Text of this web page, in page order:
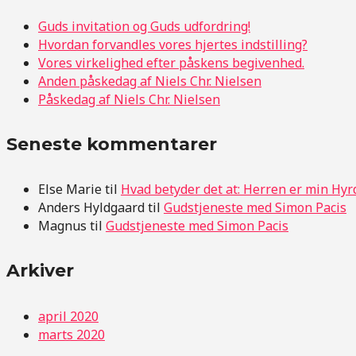
Guds invitation og Guds udfordring!
Hvordan forvandles vores hjertes indstilling?
Vores virkelighed efter påskens begivenhed.
Anden påskedag af Niels Chr. Nielsen
Påskedag af Niels Chr. Nielsen
Seneste kommentarer
Else Marietil Hvad betyder det at: Herren er min
Anders Hyldgaardtil Gudstjeneste med Simon Pacis
Magnus til Gudstjeneste med Simon Pacis
Arkiver
april 2020
marts 2020